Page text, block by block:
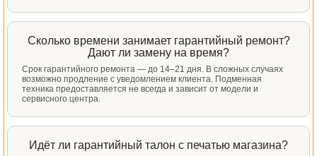
Сколько времени занимает гарантийный ремонт?
Дают ли замену на время?
Срок гарантийного ремонта — до 14–21 дня. В сложных случаях
возможно продление с уведомлением клиента. Подменная
техника предоставляется не всегда и зависит от модели и
сервисного центра.
Идёт ли гарантийный талон с печатью магазина?